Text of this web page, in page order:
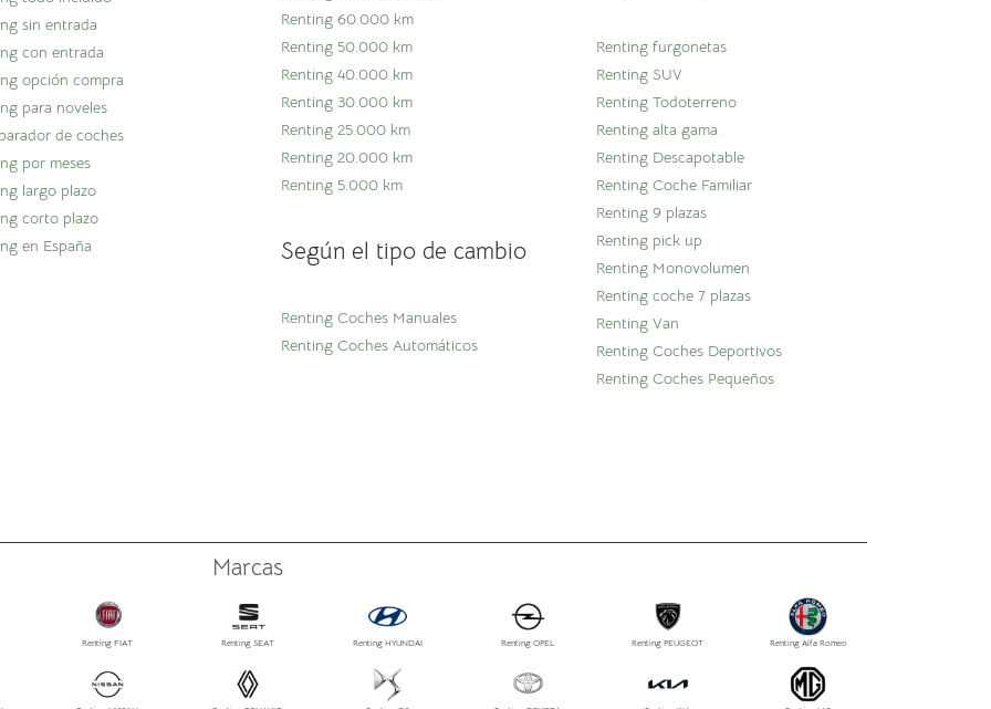
sin entrada
con entrada
opción compra
para noveles
de coches
por meses
largo plazo
corto plazo
en España
Renting 60.000 km
Renting 50.000 km
Renting 40.000 km
Renting 30.000 km
Renting 25.000 km
Renting 20.000 km
Renting 5.000 km
Según el tipo de cambio
Renting Coches Manuales
Renting Coches Automáticos
Renting furgonetas
Renting SUV
Renting Todoterreno
Renting alta gama
Renting Descapotable
Renting Coche Familiar
Renting 9 plazas
Renting pick up
Renting Monovolumen
Renting coche 7 plazas
Renting Van
Renting Coches Deportivos
Renting Coches Pequeños
Marcas
Renting FIAT Renting SEAT Renting HYUNDAI Renting OPEL Renting PEUGEOT Renting Alfa Romeo